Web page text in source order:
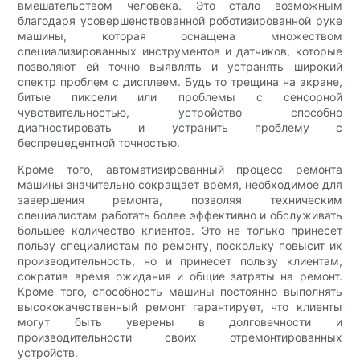
вмешательством человека. Это стало возможным
благодаря усовершенствованной роботизированной руке
машины, которая оснащена множеством
специализированных инструментов и датчиков, которые
позволяют ей точно выявлять и устранять широкий
спектр проблем с дисплеем. Будь то трещина на экране,
битые пиксели или проблемы с сенсорной
чувствительностью, устройство способно
диагностировать и устранить проблему с
беспрецедентной точностью.
Кроме того, автоматизированный процесс ремонта
машины значительно сокращает время, необходимое для
завершения ремонта, позволяя техническим
специалистам работать более эффективно и обслуживать
большее количество клиентов. Это не только принесет
пользу специалистам по ремонту, поскольку повысит их
производительность, но и принесет пользу клиентам,
сократив время ожидания и общие затраты на ремонт.
Кроме того, способность машины постоянно выполнять
высококачественный ремонт гарантирует, что клиенты
могут быть уверены в долговечности и
производительности своих отремонтированных
устройств.